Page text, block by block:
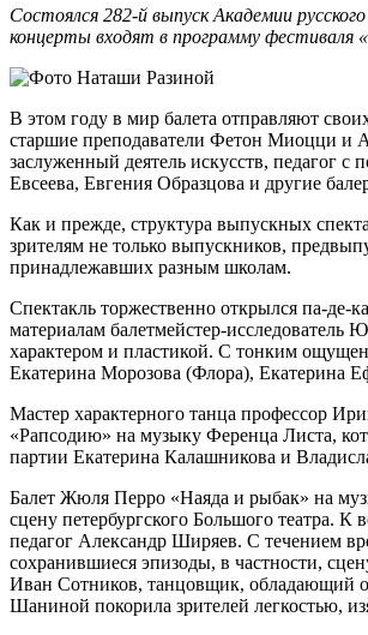
Состоялся 282‑й выпуск Академии
концерты входят в программу фестиваля
В этом году в мир балета отправляют
старшие преподаватели Фетон Миоцци и
заслуженный деятель искусств, педагог
Евсеева, Евгения Образцова и другие
Как и прежде, структура выпускных
зрителям не только выпускников,
принадлежавших разным школам.
Спектакль торжественно открылся
материалам балетмейстер-
характером и пластикой. С тонким
Екатерина Морозова (Флора), Екатерина
Мастер характерного танца профессор
«Рапсодию» на музыку Ференца Листа,
партии Екатерина Калашникова и
Балет Жюля Перро «Наяда и рыбак» на
сцену петербургского Большого театра.
педагог Александр Ширяев. С течением
сохранившиеся эпизоды, в частности,
Иван Сотников, танцовщик, обладающий
Шаниной покорила зрителей легкостью,